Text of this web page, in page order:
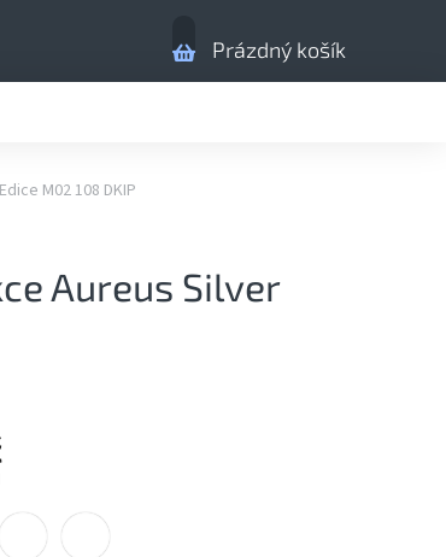
Nákupní
košík
Prázdný košík
M02 108 DKIP
Aureus Silver